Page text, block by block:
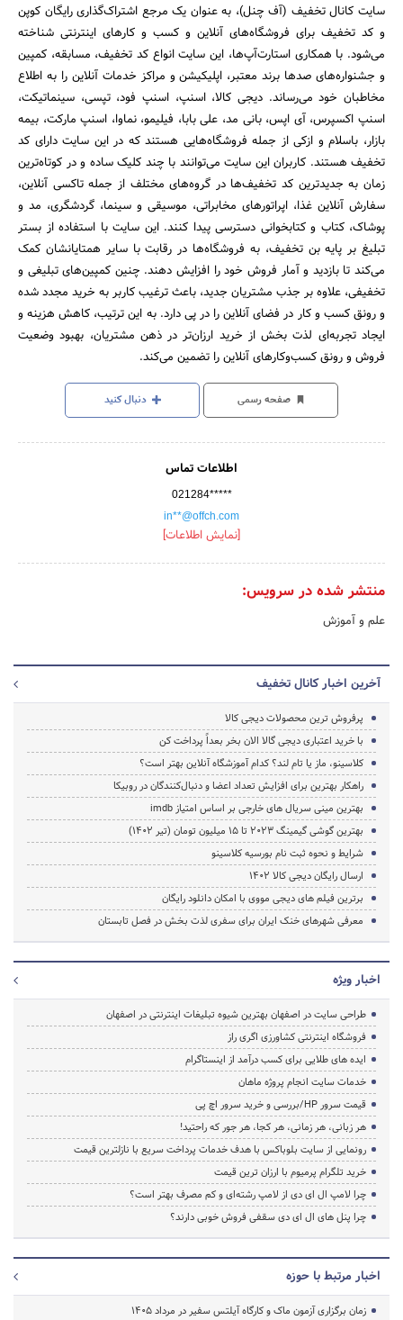
سایت کانال تخفیف (آف چنل)، به عنوان یک مرجع اشتراک‌گذاری رایگان کوپن
و کد تخفیف برای فروشگاه‌های آنلاین و کسب و کارهای اینترنتی شناخته
می‌شود. با همکاری استارت‌آپ‌ها، این سایت انواع کد تخفیف، مسابقه، کمپین
و جشنواره‌های صدها برند معتبر، اپلیکیشن و مراکز خدمات آنلاین را به اطلاع
مخاطبان خود می‌رساند. دیجی کالا، اسنپ، اسنپ فود، تپسی، سینماتیکت،
اسنپ اکسپرس، آی اپس، بانی مد، علی بابا، فیلیمو، نماوا، اسنپ مارکت، بیمه
بازار، باسلام و ازکی از جمله فروشگاه‌هایی هستند که در این سایت دارای کد
تخفیف هستند. کاربران این سایت می‌توانند با چند کلیک ساده و در کوتاه‌ترین
زمان به جدیدترین کد تخفیف‌ها در گروه‌های مختلف از جمله تاکسی آنلاین،
سفارش آنلاین غذا، اپراتورهای مخابراتی، موسیقی و سینما، گردشگری، مد و
پوشاک، کتاب و کتابخوانی دسترسی پیدا کنند. این سایت با استفاده از بستر
تبلیغ بر پایه بن تخفیف، به فروشگاه‌ها در رقابت با سایر همتایانشان کمک
می‌کند تا بازدید و آمار فروش خود را افزایش دهند. چنین کمپین‌های تبلیغی و
تخفیفی، علاوه بر جذب مشتریان جدید، باعث ترغیب کاربر به خرید مجدد شده
و رونق کسب و کار در فضای آنلاین را در پی دارد. به این ترتیب، کاهش هزینه و
ایجاد تجربه‌ای لذت بخش از خرید ارزان‌تر در ذهن مشتریان، بهبود وضعیت
فروش و رونق کسب‌وکارهای آنلاین را تضمین می‌کند.
صفحه رسمی دنبال کنید
اطلاعات تماس
021284*****
in**@offch.com
[نمایش اطلاعات]
منتشر شده در سرویس:
علم و آموزش
آخرین اخبار کانال تخفیف
پرفروش ترین محصولات دیجی کالا
با خرید اعتباری دیجی گالا الان بخر بعداً پرداخت کن
کلاسینو، ماز یا تام لند؟ کدام آموزشگاه آنلاین بهتر است؟
راهکار بهترین برای افزایش تعداد اعضا و دنبال‌کنندگان در روبیکا
بهترین مینی سریال های خارجی بر اساس امتیاز imdb
بهترین گوشی گیمینگ ۲۰۲۳ تا ۱۵ میلیون تومان (تیر ۱۴۰۲)
شرایط و نحوه ثبت نام بورسیه کلاسینو
ارسال رایگان دیجی کالا 1402
برترین فیلم های دیجی مووی با امکان دانلود رایگان
معرفی شهرهای خنک ایران برای سفری لذت بخش در فصل تابستان
اخبار ویژه
طراحی سایت در اصفهان بهترین شیوه تبلیغات اینترنتی در اصفهان
فروشگاه اینترنتی کشاورزی اگری راز
ایده های طلایی برای کسب درآمد از اینستاگرام
خدمات سایت انجام پروژه ماهان
قیمت سرور HP/بررسی و خرید سرور اچ پی
هر زبانی، هر زمانی، هر کجا، هر جور که راحتید!
رونمایی از سایت بلوباکس با هدف خدمات پرداخت سریع با نازلترین قیمت
خرید تلگرام پرمیوم با ارزان ترین قیمت
چرا لامپ ال ای دی از لامپ رشته‌ای و کم مصرف بهتر است؟
چرا پنل های ال ای دی سقفی فروش خوبی دارند؟
اخبار مرتبط با حوزه
زمان برگزاری آزمون ماک و کارگاه آیلتس سفیر در مرداد 1405